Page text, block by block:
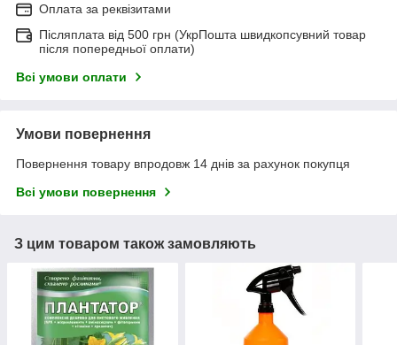
Оплата за реквізитами
Післяплата від 500 грн (УкрПошта швидкопсувний товар
після попередньої оплати)
Всі умови оплати
Умови повернення
Повернення товару впродовж 14 днів за рахунок покупця
Всі умови повернення
З цим товаром також замовляють